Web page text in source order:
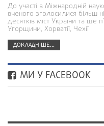
До участі в Міжнародній
вченого зголосилися більш
десятків міст України та ще
Угорщини, Хорватії, Чехії
ДОКЛАДНІШЕ...
МИ У FACEBOOK